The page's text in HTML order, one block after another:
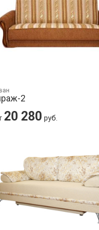
2
20 280 руб.